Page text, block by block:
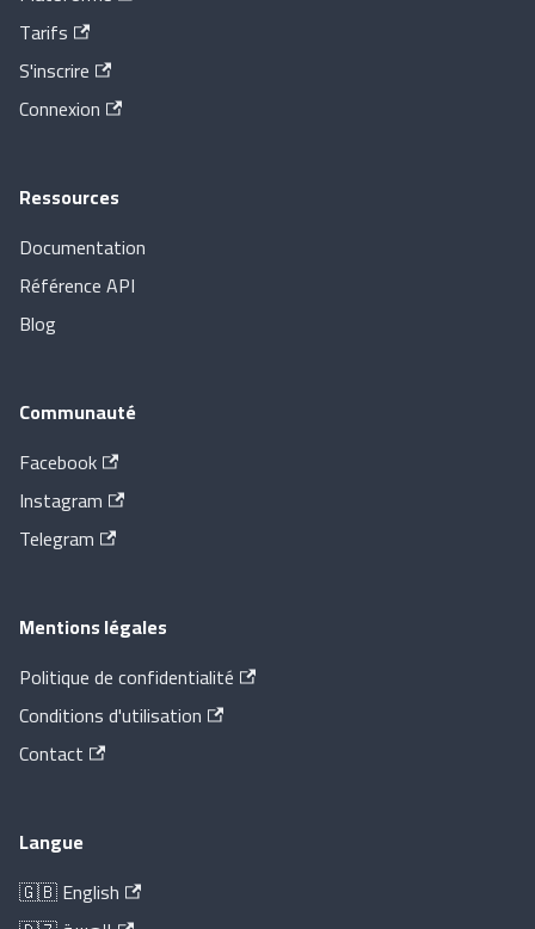
Tarifs
S'inscrire
Connexion
Ressources
Documentation
Référence API
Blog
Communauté
Facebook
Instagram
Telegram
Mentions légales
Politique de confidentialité
Conditions d'utilisation
Contact
Langue
🇬🇧 English